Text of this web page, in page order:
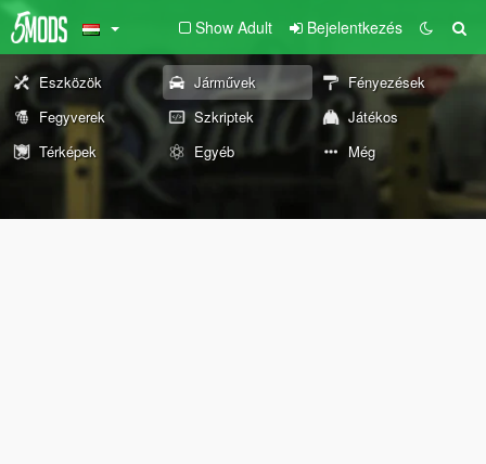
Show Adult Bejelentkezés
Eszközök Járművek
Fényezések
Fegyverek
Szkriptek
Játékos
Térképek
Egyéb Még